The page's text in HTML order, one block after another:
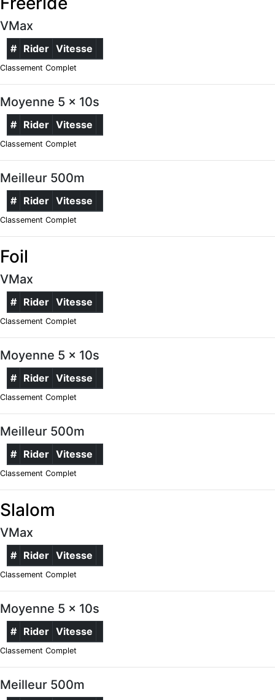
VMax
# Rider Vitesse
Classement Complet
Moyenne 5 x 10s
# Rider Vitesse
Classement Complet
Meilleur 500m
# Rider Vitesse
Classement Complet
Foil
VMax
# Rider Vitesse
Classement Complet
Moyenne 5 x 10s
# Rider Vitesse
Classement Complet
Meilleur 500m
# Rider Vitesse
Classement Complet
Slalom
VMax
# Rider Vitesse
Classement Complet
Moyenne 5 x 10s
# Rider Vitesse
Classement Complet
Meilleur 500m